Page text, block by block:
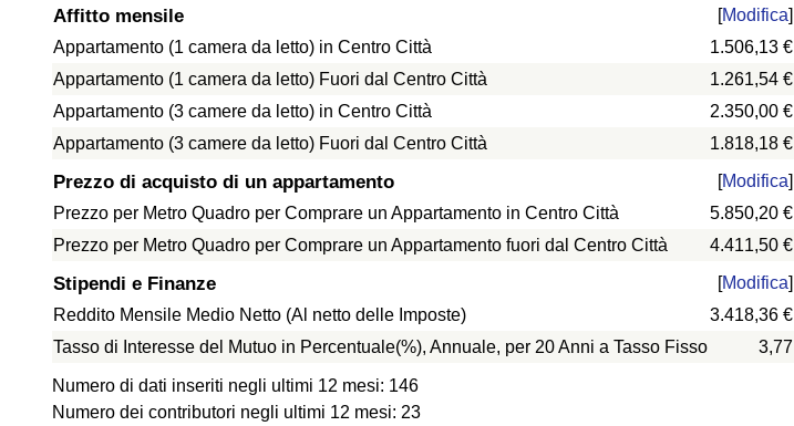
Affitto mensile [Modifica]
Appartamento (1 camera da letto) in Centro Città
1.506,13 €
Appartamento (1 camera da letto) Fuori dal Centro Città 1.261,54 €
Appartamento (3 camere da letto) in Centro Città 2.350,00 €
Appartamento (3 camere da letto) Fuori dal Centro Città 1.818,18 €
Prezzo di acquisto di un appartamento [Modifica]
Prezzo per Metro Quadro per Comprare un Appartamento in Centro Città
5.850,20 €
Prezzo per Metro Quadro per Comprare un Appartamento fuori dal Centro Città 4.411,50 €
Stipendi e Finanze [Modifica]
Reddito Mensile Medio Netto (Al netto delle Imposte)
3.418,36 €
Tasso di Interesse del Mutuo in Percentuale(%), Annuale, per 20 Anni a Tasso Fisso
3,77
Numero di dati inseriti negli ultimi 12 mesi: 146
Numero dei contributori negli ultimi 12 mesi: 23